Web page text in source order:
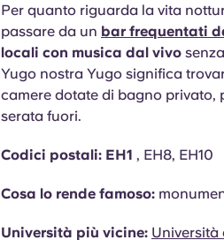
Per quanto riguarda la vita
passare da un bar frequentati
locali con musica dal vivo
Yugo nostra Yugo significa
camere dotate di bagno privato,
serata fuori.
Codici postali: EH1 , EH8, EH10
Cosa lo rende famoso:
Università più vicine: Università